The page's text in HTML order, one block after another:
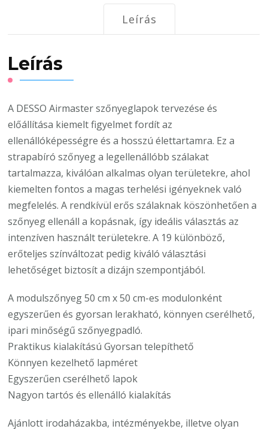
Leírás
Leírás
A DESSO Airmaster szőnyeglapok tervezése és
előállítása kiemelt figyelmet fordít az
ellenállóképességre és a hosszú élettartamra. Ez a
strapabíró szőnyeg a legellenállóbb szálakat
tartalmazza, kiválóan alkalmas olyan területekre, ahol
kiemelten fontos a magas terhelési igényeknek való
megfelelés. A rendkívül erős szálaknak köszönhetően a
szőnyeg ellenáll a kopásnak, így ideális választás az
intenzíven használt területekre. A 19 különböző,
erőteljes színváltozat pedig kiváló választási
lehetőséget biztosít a dizájn szempontjából.
A modulszőnyeg 50 cm x 50 cm-es modulonként
egyszerűen és gyorsan lerakható, könnyen cserélhető,
ipari minőségű szőnyegpadló.
Praktikus kialakítású Gyorsan telepíthető
Könnyen kezelhető lapméret
Egyszerűen cserélhető lapok
Nagyon tartós és ellenálló kialakítás
Ajánlott irodaházakba, intézményekbe, illetve olyan